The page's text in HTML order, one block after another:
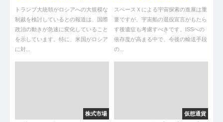
ア制裁の目的と結果
トランプ大統領がロシアへの大規模な
制裁を検討しているとの報道は、国際
政治の動きが急速に変化していること
を示しています。特に、米国がロシア
に対...
スペースＸによる宇宙探索の進展は重
要ですが、宇宙船の退役宣言がもたら
す後遺症も考慮すべきです。ISSへの
依存度が高まる中で、今後の輸送手段
の...
株式市場 仮想通貨